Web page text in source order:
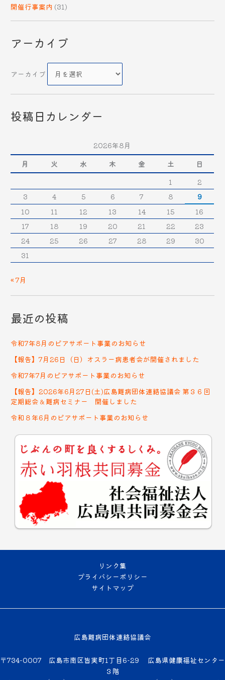
開催行事案内 (31)
アーカイブ
アーカイブ
投稿日カレンダー
2026年8月
月
火 水 木 金 土
日
1
2
3
4 5 6 7 8
9
10
11 12 13 14 15
16
17
18 19 20 21 22
23
24
25 26 27 28 29
30
31
« 7月
最近の投稿
令和7年8月のピアサポート事業のお知らせ
【報告】7月26日（日）オスラー病患者会が開催されました
令和7年7月のピアサポート事業のお知らせ
【報告】2026年6月27日(土)広島難病団体連絡協議会 第３６回
定期総会＆難病セミナー 開催しました
令和８年6月のピアサポート事業のお知らせ
リンク集
プライバシーポリシー
サイトマップ
広島難病団体連絡協議会
〒734-0007 広島市南区皆実町1丁目6-29 広島県健康福祉センター
３階